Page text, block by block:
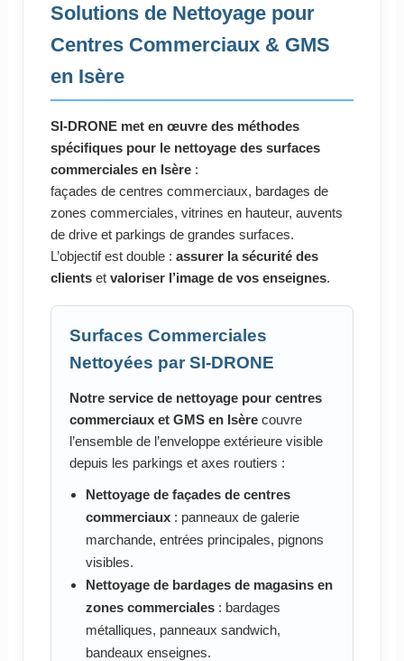
Solutions de Nettoyage pour
Centres Commerciaux & GMS
en Isère
SI-DRONE met en œuvre des méthodes
spécifiques pour le nettoyage des surfaces
commerciales en Isère:
façades de centres commerciaux, bardages de
zones commerciales, vitrines en hauteur, auvents
de drive et parkings de grandes surfaces.
L’objectif est double : assurer la sécurité des
clientset valoriser l’image de vos enseignes.
Surfaces Commerciales
Nettoyées par SI-DRONE
Notre service de nettoyage pour centres
commerciaux et GMS en Isèrecouvre
l’ensemble de l’enveloppe extérieure visible
depuis les parkings et axes routiers :
Nettoyage de façades de centres
commerciaux: panneaux de galerie
marchande, entrées principales, pignons
visibles.
Nettoyage de bardages de magasins en
zones commerciales: bardages
métalliques, panneaux sandwich,
bandeaux enseignes.